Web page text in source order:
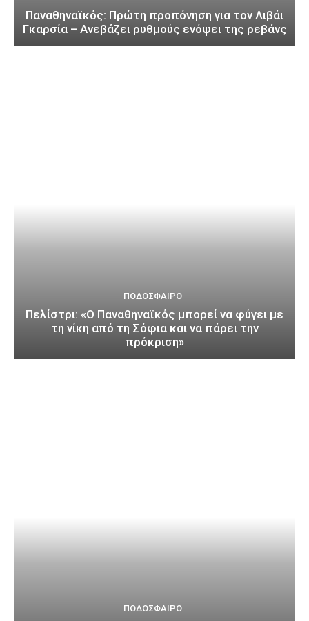
Παναθηναϊκός: Πρώτη προπόνηση για τον Λιβάι
Γκαρσία – Ανεβάζει ρυθμούς ενόψει της ρεβάνς
ΠΟΔΌΣΦΑΙΡΟ
Πελίστρι: «Ο Παναθηναϊκός μπορεί να φύγει με
τη νίκη από τη Σόφια και να πάρει την
πρόκριση»
ΠΟΔΌΣΦΑΙΡΟ